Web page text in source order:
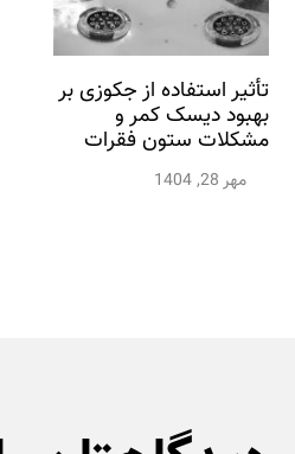
تأثیر استفاده از جکوزی بر
بهبود دیسک کمر و
مشکلات ستون فقرات
مهر 28, 1404